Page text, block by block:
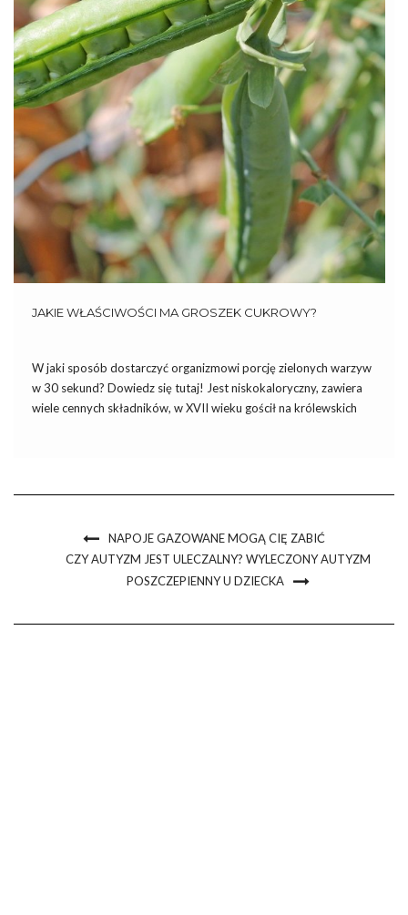
JAKIE WŁAŚCIWOŚCI MA GROSZEK CUKROWY?
W jaki sposób dostarczyć organizmowi porcję zielonych warzyw
w 30 sekund? Dowiedz się tutaj! Jest niskokaloryczny, zawiera
wiele cennych składników, w XVII wieku gościł na królewskich
NAPOJE GAZOWANE MOGĄ CIĘ ZABIĆ
CZY AUTYZM JEST ULECZALNY? WYLECZONY AUTYZM
POSZCZEPIENNY U DZIECKA